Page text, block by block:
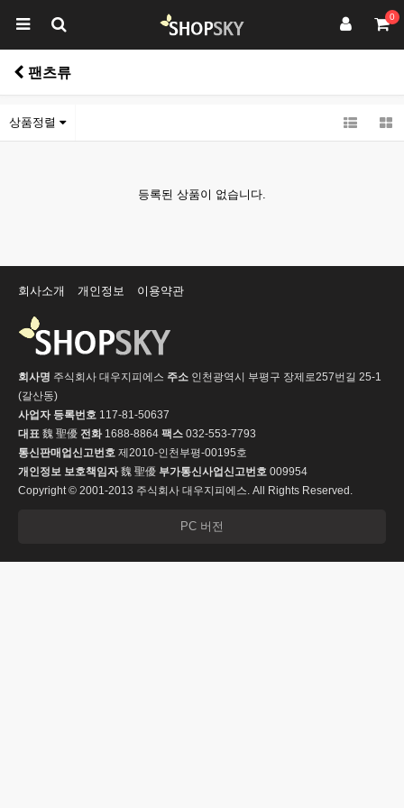
0
팬츠류
상품정렬
등록된 상품이 없습니다.
회사소개 개인정보 이용약관
회사명 주식회사 대우지피에스 주소 인천광역시 부평구 장제로257번길 25-1
(갈산동)
사업자 등록번호 117-81-50637
대표 魏 聖優 전화1688-8864 팩스 032-553-7793
통신판매업신고번호 제2010-인천부평-00195호
개인정보 보호책임자魏 聖優 부가통신사업신고번호 009954
Copyright © 2001-2013 주식회사 대우지피에스. All Rights Reserved.
PC 버전